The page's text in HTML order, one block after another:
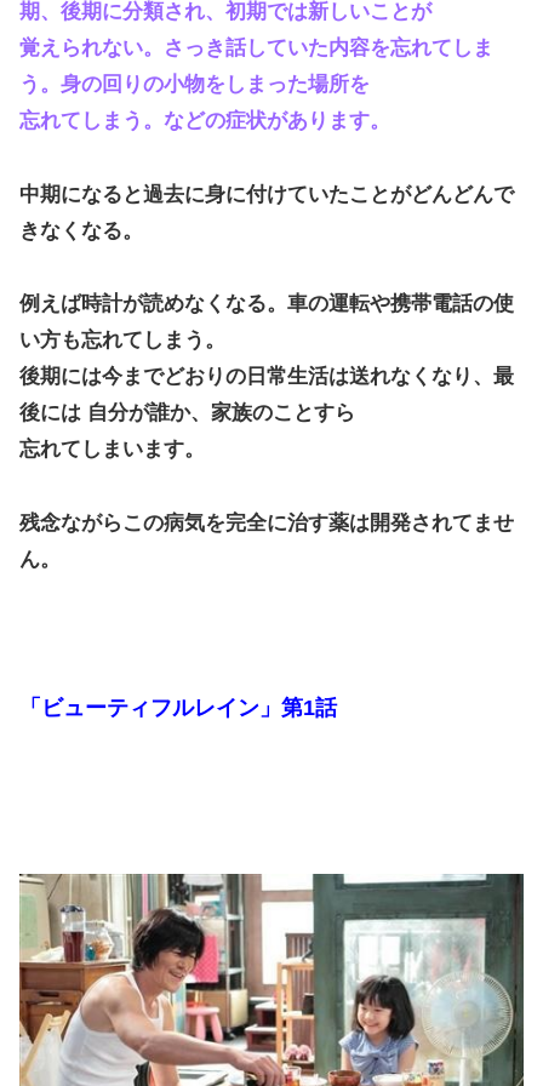
期、後期に分類され、初期では新しいことが
覚えられない。さっき話していた内容を忘れてしま
う。身の回りの小物をしまった場所を
忘れてしまう。などの症状があります。
中期になると過去に身に付けていたことがどんどんで
きなくなる。
例えば時計が読めなくなる。車の運転や携帯電話の使
い方も忘れてしまう。
後期には今までどおりの日常生活は送れなくなり、最
後には 自分が誰か、家族のことすら
忘れてしまいます。
残念ながらこの病気を完全に治す薬は開発されてませ
ん。
「ビューティフルレイン」第1話